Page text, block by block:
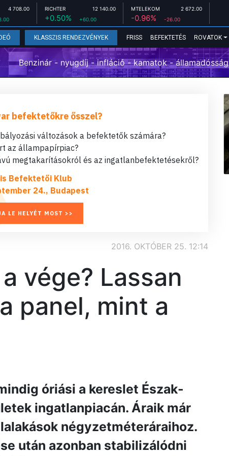
4 708.00 RICHTER 12 140.00
+0.50% +60.00
MTELEKOM 2 672.00
-0.96% -26.00
KLASSZIS RENDEZVÉNYEK FRISS BEFEKTETÉS ROVATOK
Benzinár - nyugdíj - infláció - kamatok - államadósság
befektetőkre ősszel?
változások a befektetők számára?
az állampapírpiac?
megtakarításokról és az ingatlanbefektetésekről?
Befektetői Klub
24., Budapest
LE HELYÉT MOST >>
2016. OKTÓBER 25. 12:14
vége? Lassan
panel, mint a
óriási a kereslet Észak-
ingatlanpiacán. Áraik már
négyzetméteráraihoz.
után azonban stabilizálódni